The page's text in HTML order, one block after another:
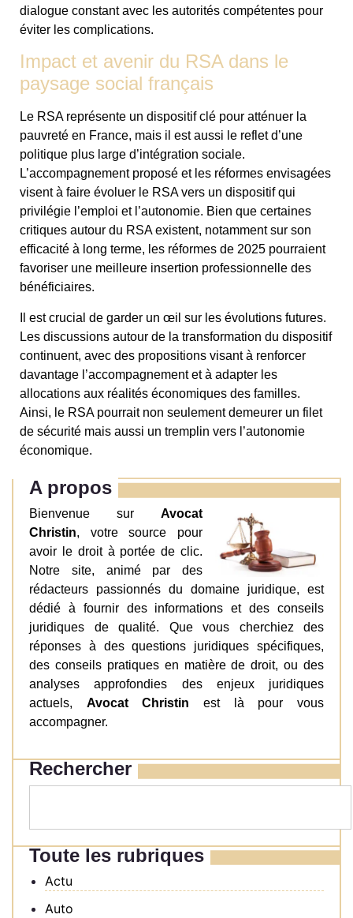
dialogue constant avec les autorités compétentes pour
éviter les complications.
Impact et avenir du RSA dans le
paysage social français
Le RSA représente un dispositif clé pour atténuer la
pauvreté en France, mais il est aussi le reflet d’une
politique plus large d’intégration sociale.
L’accompagnement proposé et les réformes envisagées
visent à faire évoluer le RSA vers un dispositif qui
privilégie l’emploi et l’autonomie. Bien que certaines
critiques autour du RSA existent, notamment sur son
efficacité à long terme, les réformes de 2025 pourraient
favoriser une meilleure insertion professionnelle des
bénéficiaires.
Il est crucial de garder un œil sur les évolutions futures.
Les discussions autour de la transformation du dispositif
continuent, avec des propositions visant à renforcer
davantage l’accompagnement et à adapter les
allocations aux réalités économiques des familles.
Ainsi, le RSA pourrait non seulement demeurer un filet
de sécurité mais aussi un tremplin vers l’autonomie
économique.
A propos
Bienvenue sur Avocat
Christin, votre source pour
avoir le droit à portée de clic.
Notre site, animé par des
rédacteurs passionnés du domaine juridique, est
dédié à fournir des informations et des conseils
juridiques de qualité. Que vous cherchiez des
réponses à des questions juridiques spécifiques,
des conseils pratiques en matière de droit, ou des
analyses approfondies des enjeux juridiques
actuels, Avocat Christin est là pour vous
accompagner.
Rechercher
Toute les rubriques
Actu
Auto